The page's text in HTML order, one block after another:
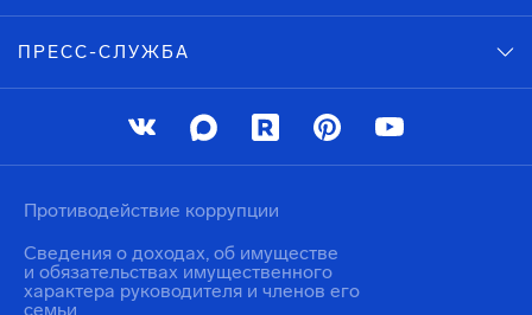
ПРЕСС-СЛУЖБА
Противодействие коррупции
Сведения о доходах, об имуществе
и обязательствах имущественного
характера руководителя и членов его
семьи